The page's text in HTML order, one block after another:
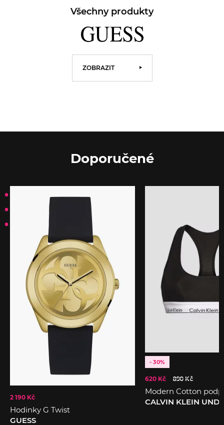
Všechny produkty
ZOBRAZIT
Doporučené
2 190 Kč
Hodinky G Twist
GUESS
- 30%
620 Kč 890 Kč
Modern Cotton
CALVIN KLEIN